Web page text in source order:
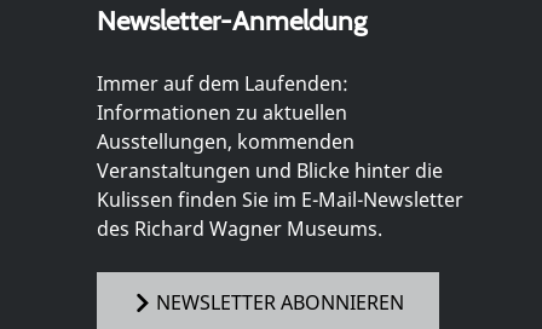
Newsletter-Anmeldung
Immer auf dem Laufenden:
Informationen zu aktuellen
Ausstellungen, kommenden
Veranstaltungen und Blicke hinter die
Kulissen finden Sie im E-Mail-Newsletter
des Richard Wagner Museums.
NEWSLETTER ABONNIEREN